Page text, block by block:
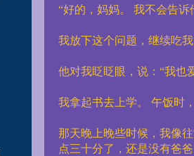
“好的，妈妈。 我不会告诉
我放下这个问题，继续吃
他对我眨眨眼，说：“我也
我拿起书去上学。 午饭时
那天晚上晚些时候，我像
点三十分了，还是没有爸